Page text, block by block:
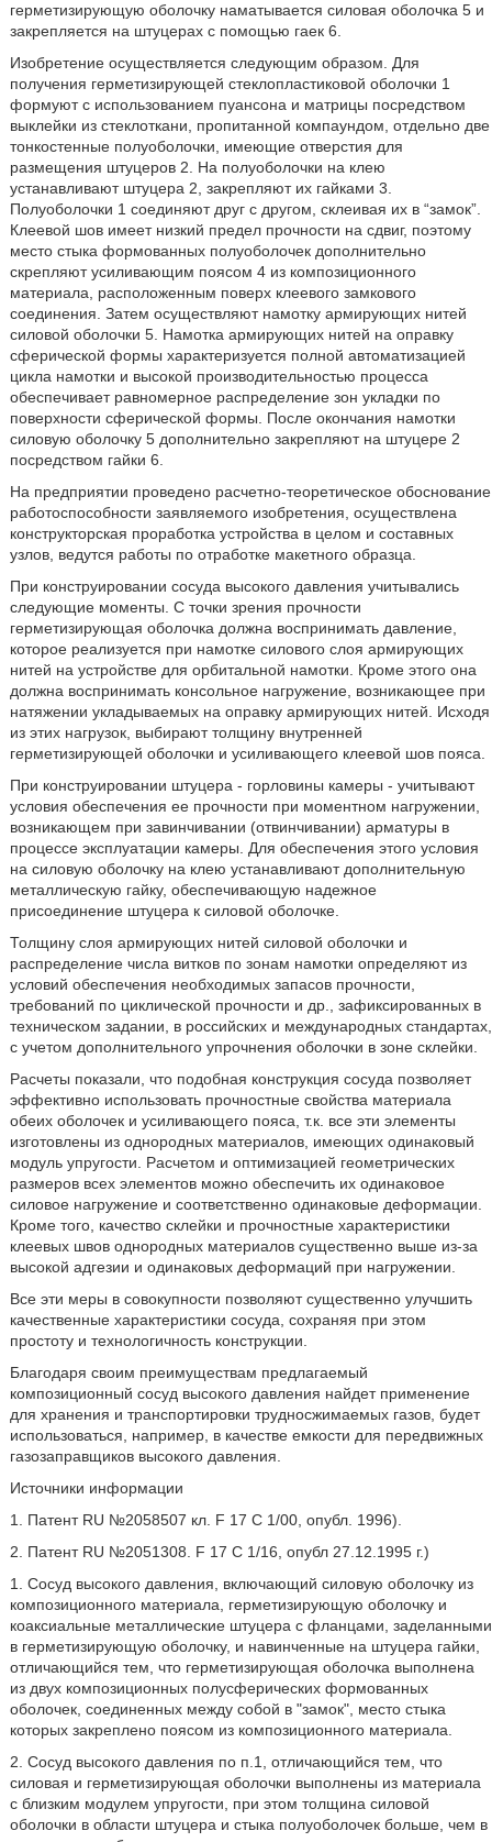
герметизирующую оболочку наматывается силовая оболочка 5 и
закрепляется на штуцерах с помощью гаек 6.
Изобретение осуществляется следующим образом. Для
получения герметизирующей стеклопластиковой оболочки 1
формуют с использованием пуансона и матрицы посредством
выклейки из стеклоткани, пропитанной компаундом, отдельно две
тонкостенные полуоболочки, имеющие отверстия для
размещения штуцеров 2. На полуоболочки на клею
устанавливают штуцера 2, закрепляют их гайками 3.
Полуоболочки 1 соединяют друг с другом, склеивая их в “замок”.
Клеевой шов имеет низкий предел прочности на сдвиг, поэтому
место стыка формованных полуоболочек дополнительно
скрепляют усиливающим поясом 4 из композиционного
материала, расположенным поверх клеевого замкового
соединения. Затем осуществляют намотку армирующих нитей
силовой оболочки 5. Намотка армирующих нитей на оправку
сферической формы характеризуется полной автоматизацией
цикла намотки и высокой производительностью процесса
обеспечивает равномерное распределение зон укладки по
поверхности сферической формы. После окончания намотки
силовую оболочку 5 дополнительно закрепляют на штуцере 2
посредством гайки 6.
На предприятии проведено расчетно-теоретическое обоснование
работоспособности заявляемого изобретения, осуществлена
конструкторская проработка устройства в целом и составных
узлов, ведутся работы по отработке макетного образца.
При конструировании сосуда высокого давления учитывались
следующие моменты. С точки зрения прочности
герметизирующая оболочка должна воспринимать давление,
которое реализуется при намотке силового слоя армирующих
нитей на устройстве для орбитальной намотки. Кроме этого она
должна воспринимать консольное нагружение, возникающее при
натяжении укладываемых на оправку армирующих нитей. Исходя
из этих нагрузок, выбирают толщину внутренней
герметизирующей оболочки и усиливающего клеевой шов пояса.
При конструировании штуцера - горловины камеры - учитывают
условия обеспечения ее прочности при моментном нагружении,
возникающем при завинчивании (отвинчивании) арматуры в
процессе эксплуатации камеры. Для обеспечения этого условия
на силовую оболочку на клею устанавливают дополнительную
металлическую гайку, обеспечивающую надежное
присоединение штуцера к силовой оболочке.
Толщину слоя армирующих нитей силовой оболочки и
распределение числа витков по зонам намотки определяют из
условий обеспечения необходимых запасов прочности,
требований по циклической прочности и др., зафиксированных в
техническом задании, в российских и международных стандартах,
с учетом дополнительного упрочнения оболочки в зоне склейки.
Расчеты показали, что подобная конструкция сосуда позволяет
эффективно использовать прочностные свойства материала
обеих оболочек и усиливающего пояса, т.к. все эти элементы
изготовлены из однородных материалов, имеющих одинаковый
модуль упругости. Расчетом и оптимизацией геометрических
размеров всех элементов можно обеспечить их одинаковое
силовое нагружение и соответственно одинаковые деформации.
Кроме того, качество склейки и прочностные характеристики
клеевых швов однородных материалов существенно выше из-за
высокой адгезии и одинаковых деформаций при нагружении.
Все эти меры в совокупности позволяют существенно улучшить
качественные характеристики сосуда, сохраняя при этом
простоту и технологичность конструкции.
Благодаря своим преимуществам предлагаемый
композиционный сосуд высокого давления найдет применение
для хранения и транспортировки трудносжимаемых газов, будет
использоваться, например, в качестве емкости для передвижных
газозаправщиков высокого давления.
Источники информации
1. Патент RU №2058507 кл. F 17 С 1/00, опубл. 1996).
2. Патент RU №2051308. F 17 С 1/16, опубл 27.12.1995 г.)
1. Сосуд высокого давления, включающий силовую оболочку из
композиционного материала, герметизирующую оболочку и
коаксиальные металлические штуцера с фланцами, заделанными
в герметизирующую оболочку, и навинченные на штуцера гайки,
отличающийся тем, что герметизирующая оболочка выполнена
из двух композиционных полусферических формованных
оболочек, соединенных между собой в "замок", место стыка
которых закреплено поясом из композиционного материала.
2. Сосуд высокого давления по п.1, отличающийся тем, что
силовая и герметизирующая оболочки выполнены из материала
с близким модулем упругости, при этом толщина силовой
оболочки в области штуцера и стыка полуоболочек больше, чем в